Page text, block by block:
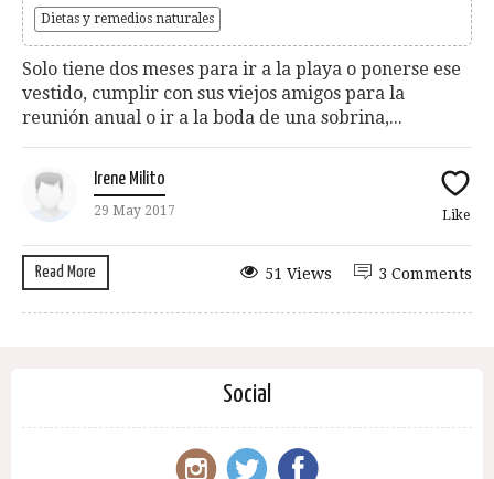
Dietas y remedios naturales
Solo tiene dos meses para ir a la playa o ponerse ese
vestido, cumplir con sus viejos amigos para la
reunión anual o ir a la boda de una sobrina,...
Irene Milito
29 May 2017 Like
Read More 3 Comments
51 Views
Social